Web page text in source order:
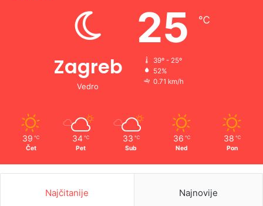
Zagreb
Vedro
25 ℃
39º - 25º
52%
0.71 km/h
39 ℃
Čet
34 ℃
Pet
33 ℃
Sub
36 ℃
Ned
38 ℃
Pon
Najčitanije Najnovije